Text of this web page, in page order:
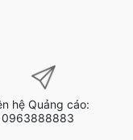
hệ Quảng cáo:
0963888883